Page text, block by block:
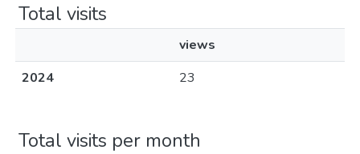
Total visits
views
2024
23
Total visits per month